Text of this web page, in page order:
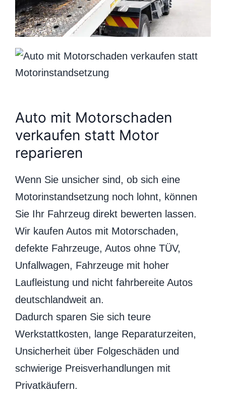
Auto mit Motorschaden
verkaufen statt Motor
reparieren
Wenn Sie unsicher sind, ob sich eine
Motorinstandsetzung noch lohnt, können
Sie Ihr Fahrzeug direkt bewerten lassen.
Wir kaufen Autos mit Motorschaden,
defekte Fahrzeuge, Autos ohne TÜV,
Unfallwagen, Fahrzeuge mit hoher
Laufleistung und nicht fahrbereite Autos
deutschlandweit an.
Dadurch sparen Sie sich teure
Werkstattkosten, lange Reparaturzeiten,
Unsicherheit über Folgeschäden und
schwierige Preisverhandlungen mit
Privatkäufern.